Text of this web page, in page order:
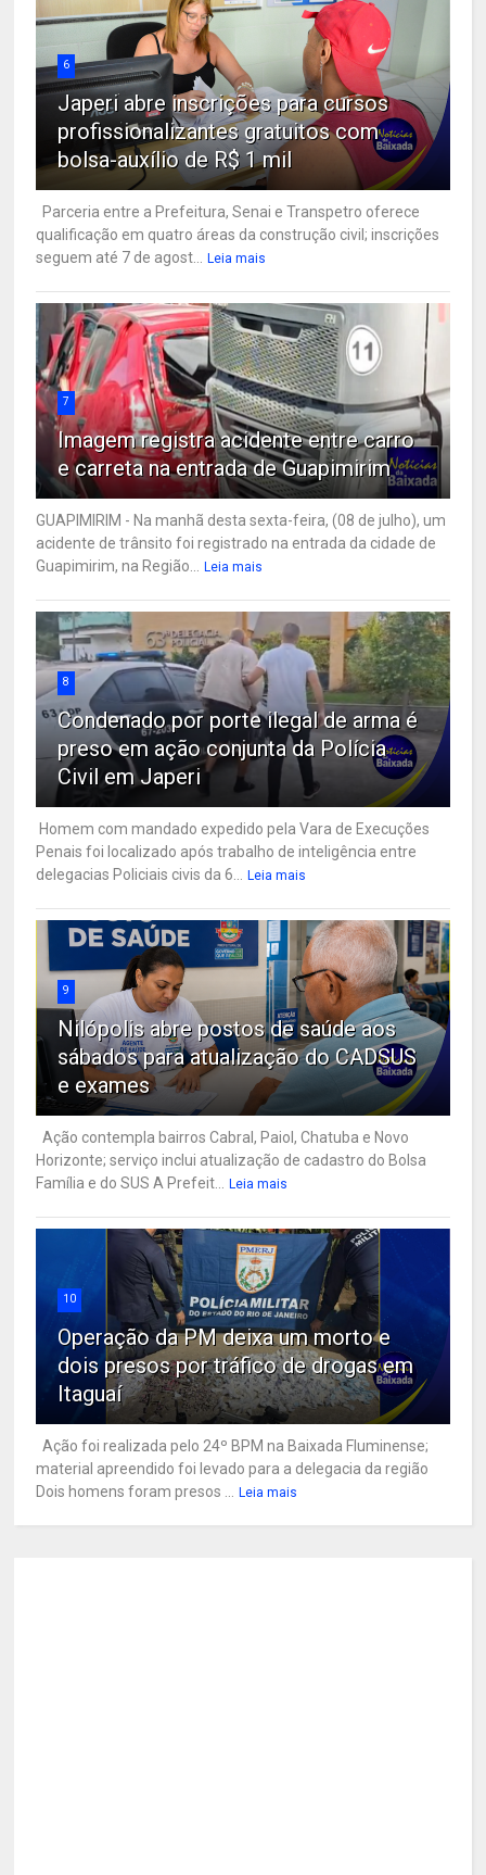
6
Japeri abre inscrições para cursos
profissionalizantes gratuitos com
bolsa-auxílio de R$ 1 mil
Parceria entre a Prefeitura, Senai e Transpetro oferece
qualificação em quatro áreas da construção civil; inscrições
seguem até 7 de agost...
Leia mais
7
Imagem registra acidente entre carro
e carreta na entrada de Guapimirim
GUAPIMIRIM - Na manhã desta sexta-feira, (08 de julho), um
acidente de trânsito foi registrado na entrada da cidade de
Guapimirim, na Região...
Leia mais
8
Condenado por porte ilegal de arma é
preso em ação conjunta da Polícia
Civil em Japeri
Homem com mandado expedido pela Vara de Execuções
Penais foi localizado após trabalho de inteligência entre
delegacias Policiais civis da 6...
Leia mais
9
Nilópolis abre postos de saúde aos
sábados para atualização do CADSUS
e exames
Ação contempla bairros Cabral, Paiol, Chatuba e Novo
Horizonte; serviço inclui atualização de cadastro do Bolsa
Família e do SUS A Prefeit...
Leia mais
10
Operação da PM deixa um morto e
dois presos por tráfico de drogas em
Itaguaí
Ação foi realizada pelo 24º BPM na Baixada Fluminense;
material apreendido foi levado para a delegacia da região
Dois homens foram presos ...
Leia mais